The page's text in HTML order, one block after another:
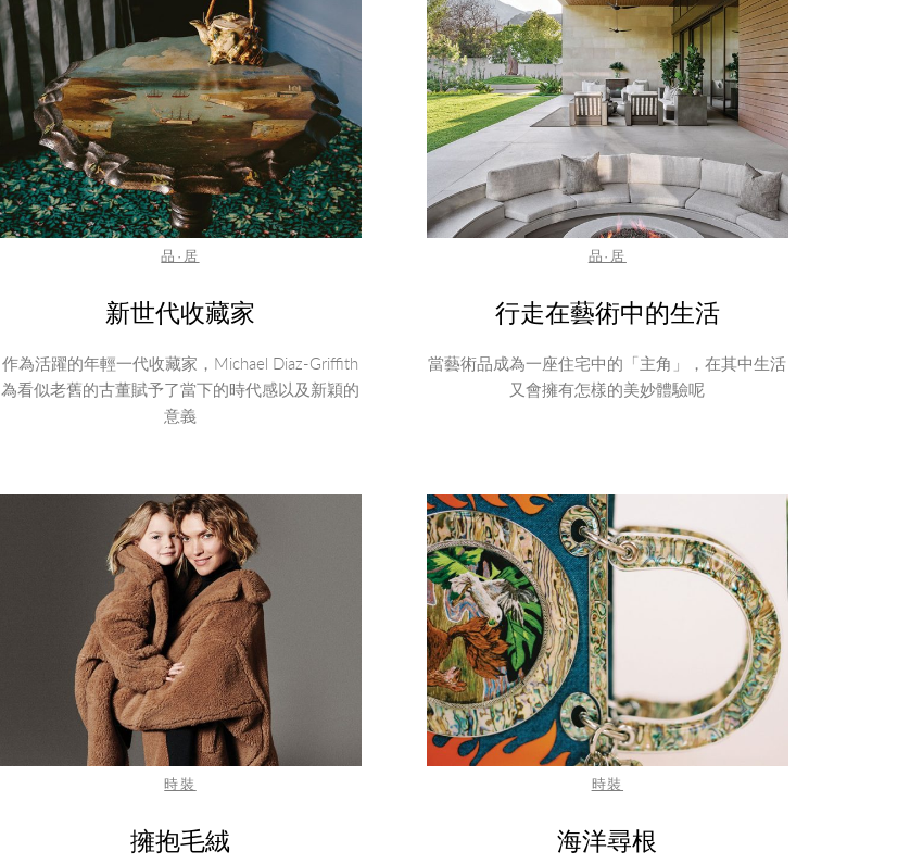
品·居
新世代收藏家
作為活躍的年輕一代收藏家，Michael Diaz-Griffith
為看似老舊的古董賦予了當下的時代感以及新穎的
意義
品·居
行走在藝術中的生活
當藝術品成為一座住宅中的「主角」，在其中生活
又會擁有怎樣的美妙體驗呢
時裝
擁抱毛絨
時裝
海洋尋根